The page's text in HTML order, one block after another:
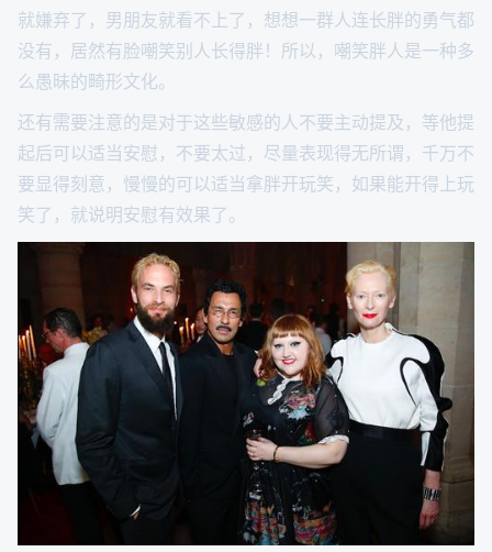
就嫌弃了，男朋友就看不上了，想想一群人连长胖的勇气都
没有，居然有脸嘲笑别人长得胖！所以，嘲笑胖人是一种多
么愚昧的畸形文化。
还有需要注意的是对于这些敏感的人不要主动提及，等他提
起后可以适当安慰，不要太过，尽量表现得无所谓，千万不
要显得刻意，慢慢的可以适当拿胖开玩笑，如果能开得上玩
笑了，就说明安慰有效果了。